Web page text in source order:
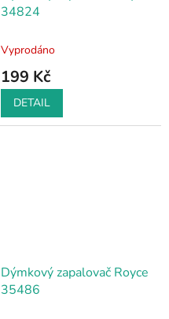
34824
Vyprodáno
199 Kč
DETAIL
Dýmkový zapalovač Royce
35486